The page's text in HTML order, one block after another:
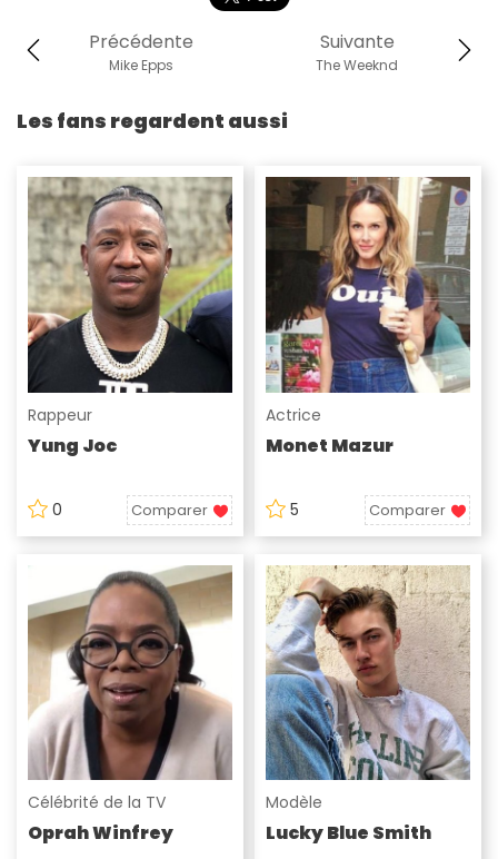
Suivante
The Weeknd
Précédente
Mike Epps
Les fans regardent aussi
Rappeur
Yung Joc
0 Comparer
Actrice
Monet Mazur
5 Comparer
Célébrité de la TV
Oprah Winfrey
Modèle
Lucky Blue Smith